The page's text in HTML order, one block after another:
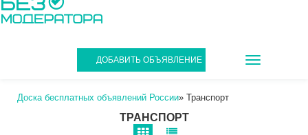
ДОБАВИТЬ ОБЪЯВЛЕНИЕ
TOGGLE
Доска бесплатных объявлений России» Транспорт
ТРАНСПОРТ